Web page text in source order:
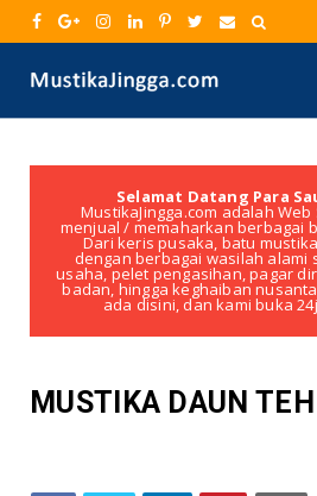
Selamat Datang Para
MustikaJingga.com adalah
menjual / memaharkan berbagai
Dari keris pusaka, batu
dengan berbagai wasilah alami
usaha, pelet pengasihan, pagar
badan, hingga keghaiban
ada disini, dan kami buka
MUSTIKA DAUN TEH